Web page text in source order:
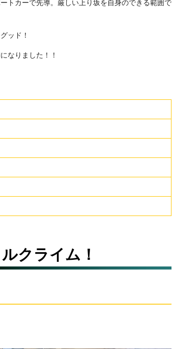
トカーで先導。厳しい上り坂を自身のできる範囲で
ッド！
なりました！！
クライム！